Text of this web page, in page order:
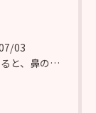
03
「夏になると、鼻の黒ずみや毛穴の開きぐ気になる。